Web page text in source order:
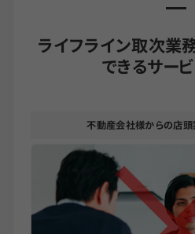
ライフライン取次業
できるサー
不動産会社様からの店頭